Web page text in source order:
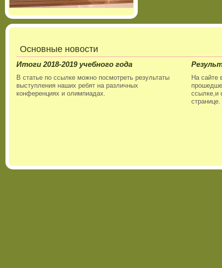
Основные новости
Итоги 2018-2019 учебного года
В статье по ссылке можно посмотреть результаты
выступления наших ребят на различных
конференциях и олимпиадах.
На сайте
ссылке,и
странице.